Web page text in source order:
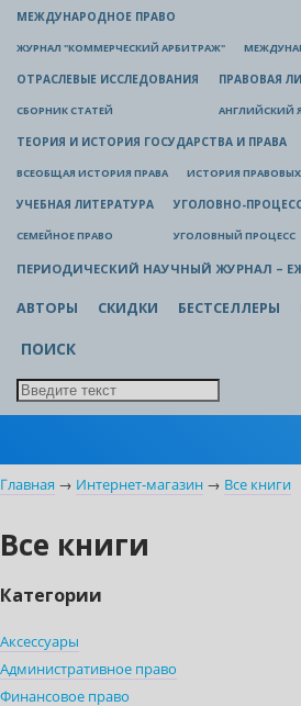
МЕЖДУНАРОДНОЕ ПРАВО
ЖУРНАЛ "КОММЕРЧЕСКИЙ АРБИТРАЖ"
ОТРАСЛЕВЫЕ ИССЛЕДОВАНИЯ
СБОРНИК СТАТЕЙ
ПРАВОВАЯ
АНГЛИЙСКИЙ
ТЕОРИЯ И ИСТОРИЯ ГОСУДАРСТВА И ПРАВА
ВСЕОБЩАЯ ИСТОРИЯ ПРАВА ИСТОРИЯ
УЧЕБНАЯ ЛИТЕРАТУРА
СЕМЕЙНОЕ ПРАВО
УГОЛОВНО-
УГОЛОВНЫЙ ПРОЦЕСС
ПЕРИОДИЧЕСКИЙ НАУЧНЫЙ ЖУРНАЛ –
АВТОРЫ СКИДКИ БЕСТСЕЛЛЕРЫ
ПОИСК
Главная → Интернет-магазин → Все книги
Все книги
Категории
Аксессуары
Административное право
Финансовое право